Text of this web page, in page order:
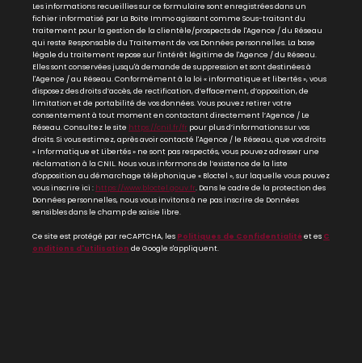
Les informations recueillies sur ce formulaire sont enregistrées dans un
fichier informatisé par La Boite Immo agissant comme Sous-traitant du
traitement pour la gestion de la clientèle/prospects de l'Agence / du Réseau
qui reste Responsable du Traitement de vos Données personnelles. La base
légale du traitement repose sur l'intérêt légitime de l'Agence / du Réseau.
Elles sont conservées jusqu'à demande de suppression et sont destinées à
l'Agence / au Réseau. Conformément à la loi « informatique et libertés », vous
disposez des droits d’accès, de rectification, d’effacement, d’opposition, de
limitation et de portabilité de vos données. Vous pouvez retirer votre
consentement à tout moment en contactant directement l’Agence / Le
Réseau. Consultez le site https://cnil.fr/fr pour plus d’informations sur vos
droits. Si vous estimez, après avoir contacté l'Agence / le Réseau, que vos droits
« Informatique et Libertés » ne sont pas respectés, vous pouvez adresser une
réclamation à la CNIL. Nous vous informons de l’existence de la liste
d'opposition au démarchage téléphonique « Bloctel », sur laquelle vous pouvez
vous inscrire ici : https://www.bloctel.gouv.fr. Dans le cadre de la protection des
Données personnelles, nous vous invitons à ne pas inscrire de Données
sensibles dans le champ de saisie libre.
Ce site est protégé par reCAPTCHA, les Politiques de Confidentialitéet es C
onditions d'utilisation de Google s'appliquent.